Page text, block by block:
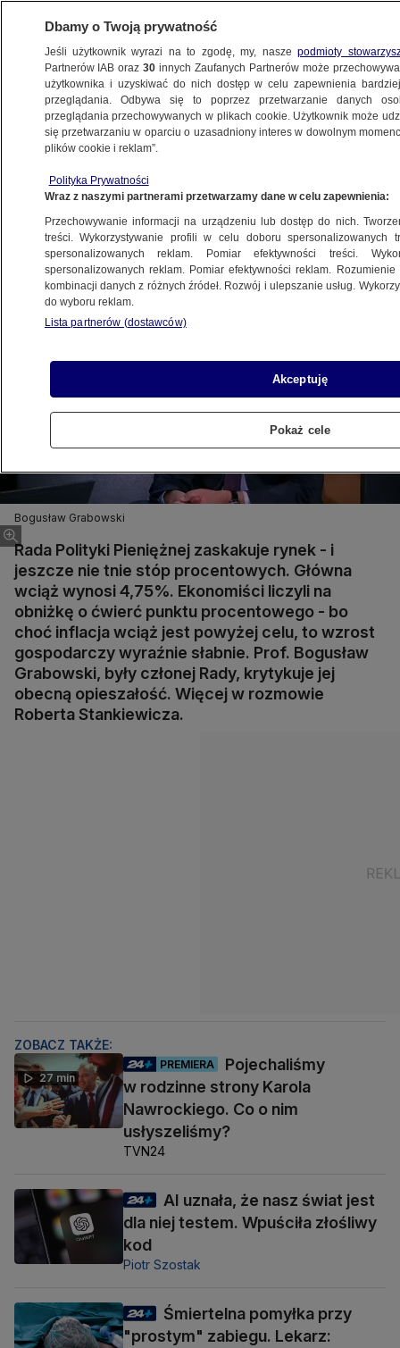
BIZNES
Z KRAJU
3.10.2012, 17:56
Udostępnij
Bogusław Grabowski
Rada Polityki Pieniężnej zaskakuje rynek - i
jeszcze nie tnie stóp procentowych. Główna
wciąż wynosi 4,75%. Ekonomiści liczyli na
obniżkę o ćwierć punktu procentowego - bo
choć inflacja wciąż jest powyżej celu, to wzrost
gospodarczy wyraźnie słabnie. Prof. Bogusław
Grabowski, były członej Rady, krytykuje jej
obecną opieszałość. Więcej w rozmowie
Roberta Stankiewicza.
ZOBACZ TAKŻE:
27 min
PREMIERA
Pojechaliśmy
w rodzinne strony Karola
Nawrockiego. Co o nim
usłyszeliśmy?
TVN24
AI uznała, że nasz świat jest
dla niej testem. Wpuściła złośliwy
kod
Piotr Szostak
Śmiertelna pomyłka przy
"prostym" zabiegu. Lekarz:
Dbamy o Twoją prywatność
Jeśli użytkownik wyrazi na to zgodę, my, naszepodmioty
Partnerów IAB oraz30 innych Zaufanych Partnerów może
użytkownika i uzyskiwać do nich dostęp w celu zapewnienia
przeglądania. Odbywa się to poprzez przetwarzanie danych
przeglądania przechowywanych w plikach cookie. Użytkownik może
się przetwarzaniu w oparciu o uzasadniony interes w dowolnym
plików cookie i reklam”.
Polityka Prywatności
Wraz z naszymi partnerami przetwarzamy dane w celu zapewnienia:
Przechowywanie informacji na urządzeniu lub dostęp do nich.
treści. Wykorzystywanie profili w celu doboru spersonalizowanych
spersonalizowanych reklam. Pomiar efektywności treści.
spersonalizowanych reklam. Pomiar efektywności reklam.
kombinacji danych z różnych źródeł. Rozwój i ulepszanie usług.
do wyboru reklam.
Lista partnerów (dostawców)
Akceptuję
Pokaż cele